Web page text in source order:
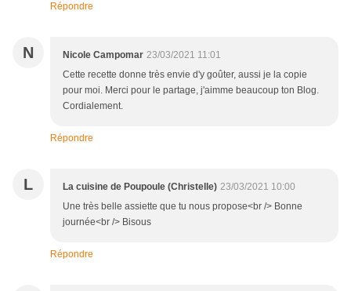
Répondre
N Nicole Campomar 23/03/2021 11:01
Cette recette donne très envie d'y goûter, aussi je la copie
pour moi. Merci pour le partage, j'aimme beaucoup ton Blog.
Cordialement.
Répondre
L La cuisine de Poupoule (Christelle) 23/03/2021 10:00
Une très belle assiette que tu nous propose<br /> Bonne
journée<br /> Bisous
Répondre